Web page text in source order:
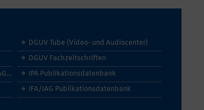
Allgemeine Geschäftsbedingungen (AGB)
DGUV Tube (Video- und Audiocenter)
DGUV Fachzeitschriften
IPA Publikationsdatenbank
IFA/IAG Publikationsdatenbank